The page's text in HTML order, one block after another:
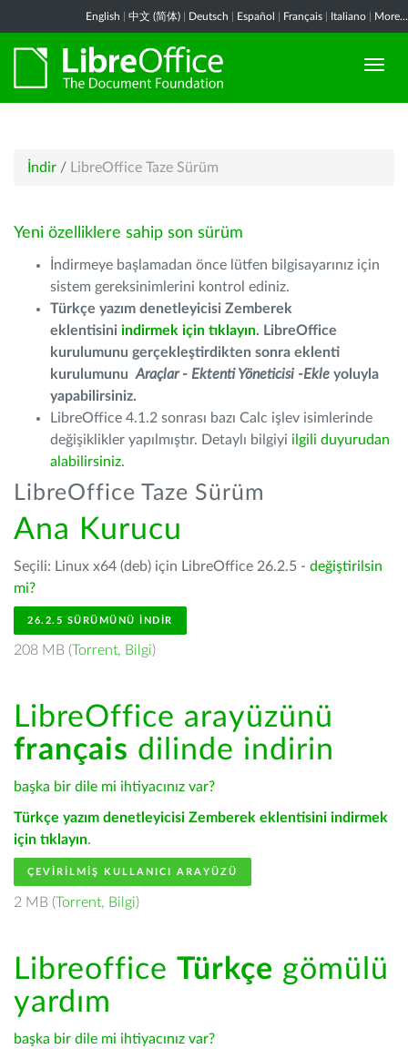
English 中文 (简体) Deutsch Español Français Italiano More...
İndir / LibreOffice Taze Sürüm
Yeni özelliklere sahip son sürüm
İndirmeye başlamadan önce lütfen bilgisayarınız için
sistem gereksinimlerini kontrol ediniz.
Türkçe yazım denetleyicisi Zemberek
eklentisini indirmek için tıklayın. LibreOffice
kurulumunu gerçekleştirdikten sonra eklenti
kurulumunu Araçlar - Ektenti Yöneticisi -Ekle yoluyla
yapabilirsiniz.
LibreOffice 4.1.2 sonrası bazı Calc işlev isimlerinde
değişiklikler yapılmıştır. Detaylı bilgiyi ilgili duyurudan
alabilirsiniz.
LibreOffice Taze Sürüm
Ana Kurucu
Seçili: Linux x64 (deb) için LibreOffice 26.2.5 - değiştirilsin
mi?
26.2.5 SÜRÜMÜNÜ İNDIR
208 MB (Torrent, Bilgi)
LibreOffice arayüzünü
français dilinde indirin
başka bir dile mi ihtiyacınız var?
Türkçe yazım denetleyicisi Zemberek eklentisini indirmek
için tıklayın.
ÇEVIRILMIŞ KULLANICI ARAYÜZÜ
2 MB (Torrent, Bilgi)
Libreoffice Türkçe gömülü
yardım
başka bir dile mi ihtiyacınız var?